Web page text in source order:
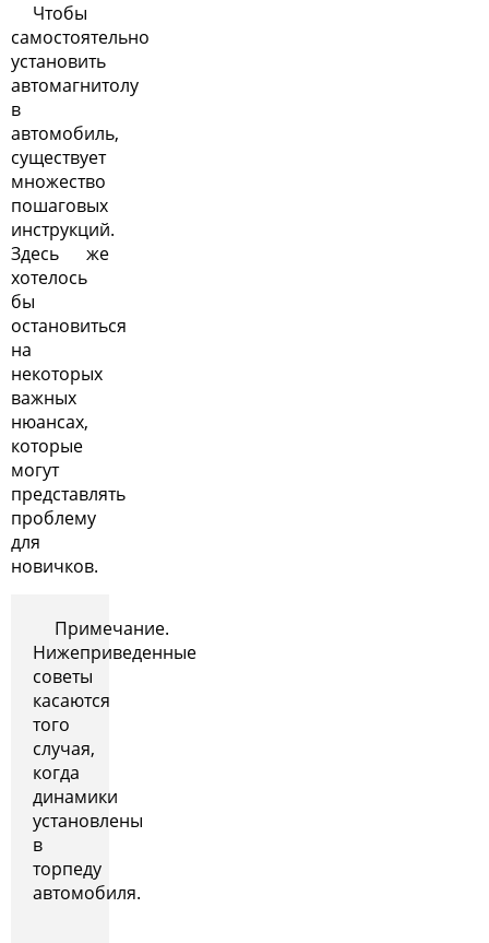
Чтобы
самостоятельно
установить
автомагнитолу
в
автомобиль,
существует
множество
пошаговых
инструкций.
Здесь же
хотелось
бы
остановиться
на
некоторых
важных
нюансах,
которые
могут
представлять
проблему
для
новичков.
Примечание.
Нижеприведенные
советы
касаются
того
случая,
когда
динамики
установлены
в
торпеду
автомобиля.